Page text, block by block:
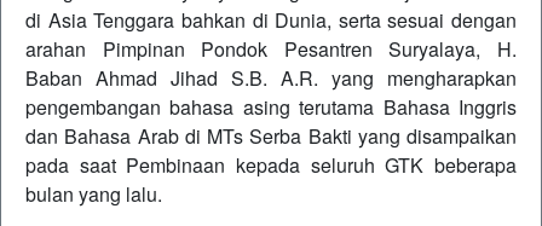
di Asia Tenggara bahkan di Dunia, serta sesuai dengan
arahan Pimpinan Pondok Pesantren Suryalaya, H.
Baban Ahmad Jihad S.B. A.R. yang mengharapkan
pengembangan bahasa asing terutama Bahasa Inggris
dan Bahasa Arab di MTs Serba Bakti yang disampaikan
pada saat Pembinaan kepada seluruh GTK beberapa
bulan yang lalu.